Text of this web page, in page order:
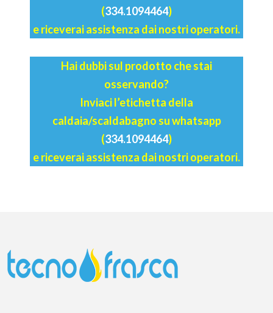
(334.1094464)
e riceverai assistenza dai nostri operatori.
Hai dubbi sul prodotto che stai
osservando?
Inviaci l’etichetta della
caldaia/scaldabagno su whatsapp
(334.1094464)
e riceverai assistenza dai nostri operatori.